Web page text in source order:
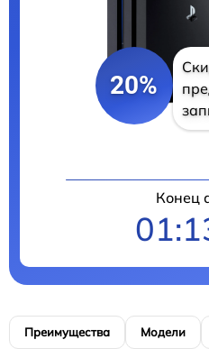
20%
Конец
Преимущества Модели